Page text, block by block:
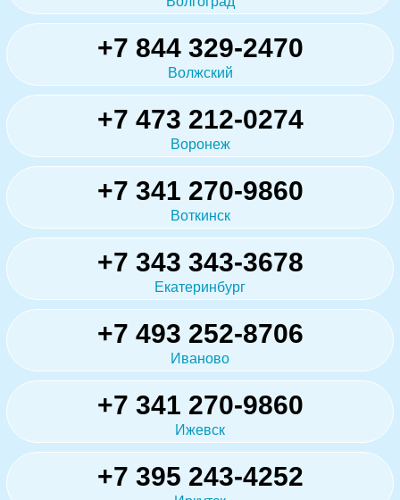
+7 844 329-2470
Волжский
+7 473 212-0274
Воронеж
+7 341 270-9860
Воткинск
+7 343 343-3678
Екатеринбург
+7 493 252-8706
Иваново
+7 341 270-9860
Ижевск
+7 395 243-4252